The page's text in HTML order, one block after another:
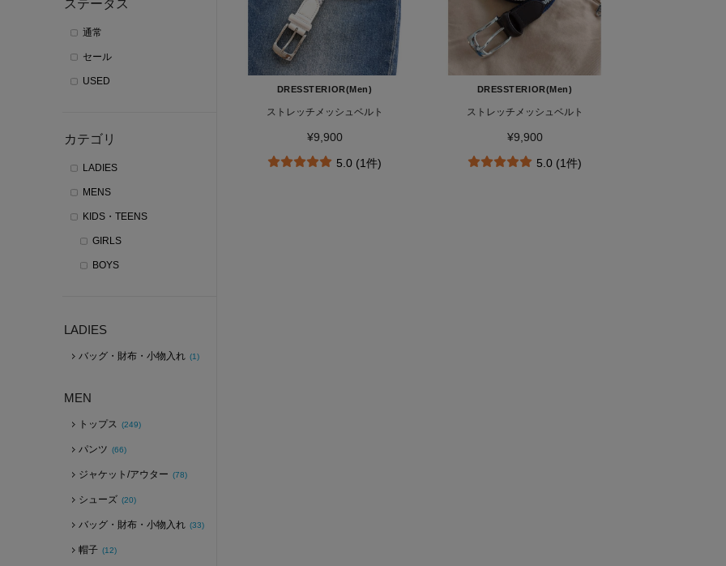
ステータス
通常
セール
USED
カテゴリ
LADIES
MENS
KIDS・TEENS
GIRLS
BOYS
LADIES
バッグ・財布・小物入れ (1)
MEN
トップス (249)
パンツ (66)
ジャケット/アウター (78)
シューズ (20)
バッグ・財布・小物入れ (33)
帽子 (12)
DRESSTERIOR(Men)
ストレッチメッシュベルト
¥9,900
5.0 (1件)
DRESSTERIOR(Men)
ストレッチメッシュベルト
¥9,900
5.0 (1件)